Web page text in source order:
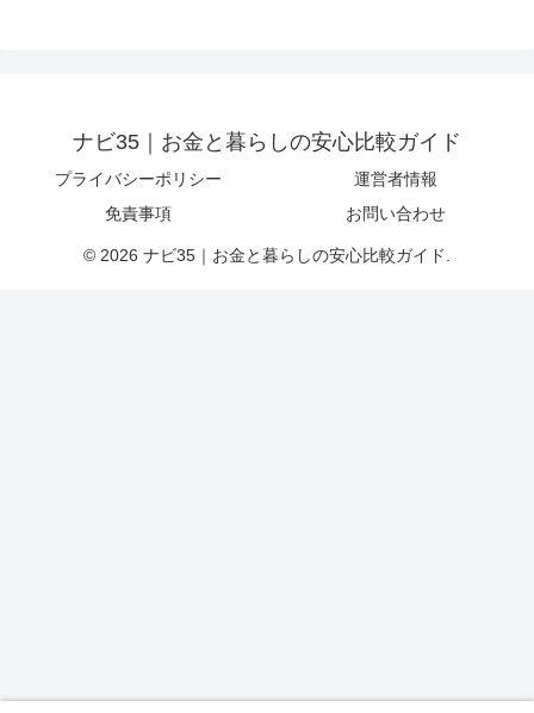
ナビ35｜お金と暮らしの安心比較ガイド
プライバシーポリシー
運営者情報
免責事項
お問い合わせ
© 2026 ナビ35｜お金と暮らしの安心比較ガイド.